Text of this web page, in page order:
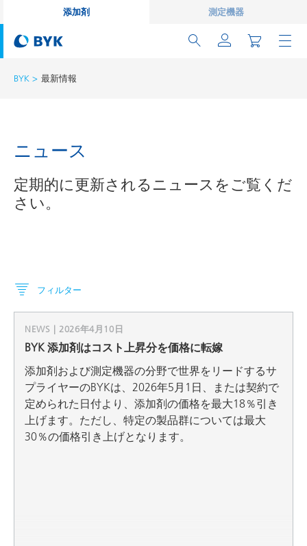
添加剤 測定機器
BYK 最新情報
ニュース
定期的に更新されるニュースをご覧くだ
さい。
フィルター
NEWS | 2026年4月10日
BYK 添加剤はコスト上昇分を価格に転嫁
添加剤および測定機器の分野で世界をリードするサ
プライヤーのBYKは、2026年5月1日、または契約で
定められた日付より、添加剤の価格を最大18％引き
上げます。ただし、特定の製品群については最大
30％の価格引き上げとなります。